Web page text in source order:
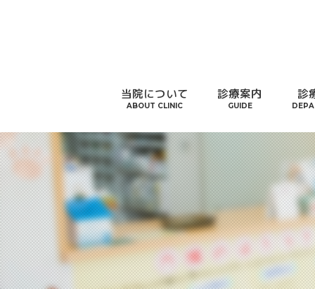
当院について
ABOUT CLINIC
診療案内
GUIDE
診